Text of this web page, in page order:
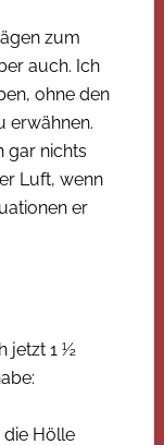
zum
auch. Ich
ohne den
erwähnen.
gar nichts
Luft, wenn
er
jetzt 1 ½
Hölle